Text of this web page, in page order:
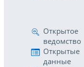
Открытое
ведомство
Открытые
данные